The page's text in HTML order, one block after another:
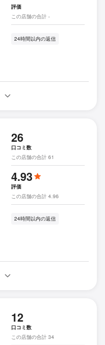
評価
この店舗の合計 -
24時間以内の返信
26
口コミ数
この店舗の合計 61
4.93
評価
この店舗の合計 4.96
24時間以内の返信
12
口コミ数
この店舗の合計 34